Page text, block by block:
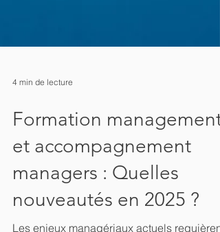
4 min de lecture
Formation management